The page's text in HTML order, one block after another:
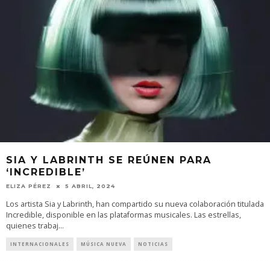
SIA Y LABRINTH SE REÚNEN PARA
‘INCREDIBLE’
ELIZA PÉREZ 5 ABRIL, 2024
Los artista Sia y Labrinth, han compartido su nueva colaboración titulada
Incredible, disponible en las plataformas musicales. Las estrellas,
quienes trabaj...
INTERNACIONALES MÚSICA NUEVA NOTICIAS